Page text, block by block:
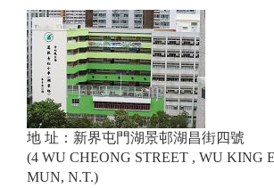
地 址：新界屯門湖景邨湖昌街四號
(4 WU CHEONG STREET , WU KING
MUN, N.T.)